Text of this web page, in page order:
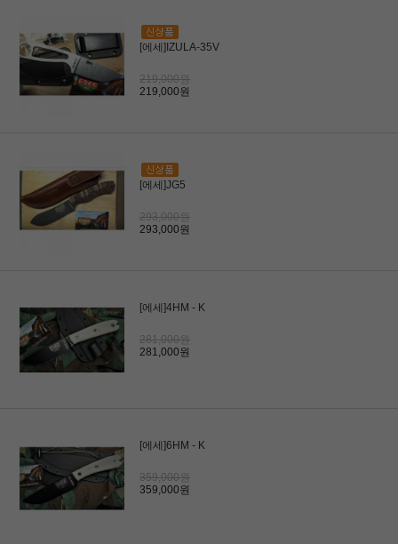
[에세]IZULA-35V
219,000원
219,000원
[에세]JG5
293,000원
293,000원
[에세]4HM - K
281,000원
281,000원
[에세]6HM - K
359,000원
359,000원